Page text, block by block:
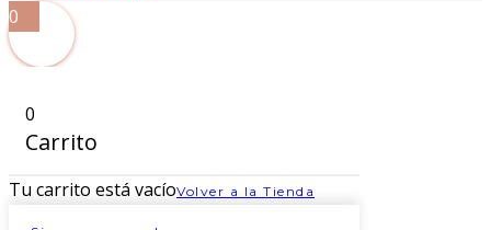
0
0
Carrito
Tu carrito está vacíoVolver a la Tienda